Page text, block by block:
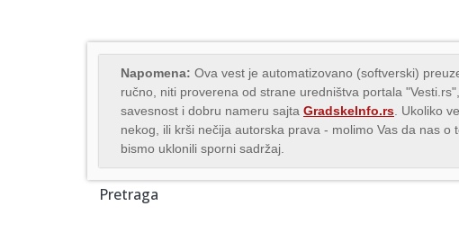
Napomena: Ova vest je automatizovano (softverski)
ručno, niti proverena od strane uredništva portala
savesnost i dobru nameru sajta GradskeInfo.rs . Ukoliko
nekog, ili krši nečija autorska prava - molimo Vas da nas o
bismo uklonili sporni sadržaj.
Pretraga